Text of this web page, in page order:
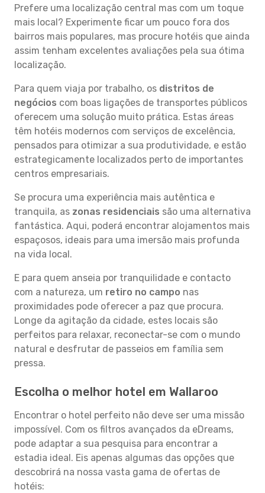
Prefere uma localização central mas com um toque
mais local? Experimente ficar um pouco fora dos
bairros mais populares, mas procure hotéis que ainda
assim tenham excelentes avaliações pela sua ótima
localização.
Para quem viaja por trabalho, os distritos de
negócios com boas ligações de transportes públicos
oferecem uma solução muito prática. Estas áreas
têm hotéis modernos com serviços de excelência,
pensados para otimizar a sua produtividade, e estão
estrategicamente localizados perto de importantes
centros empresariais.
Se procura uma experiência mais autêntica e
tranquila, as zonas residenciais são uma alternativa
fantástica. Aqui, poderá encontrar alojamentos mais
espaçosos, ideais para uma imersão mais profunda
na vida local.
E para quem anseia por tranquilidade e contacto
com a natureza, um retiro no campo nas
proximidades pode oferecer a paz que procura.
Longe da agitação da cidade, estes locais são
perfeitos para relaxar, reconectar-se com o mundo
natural e desfrutar de passeios em família sem
pressa.
Escolha o melhor hotel em Wallaroo
Encontrar o hotel perfeito não deve ser uma missão
impossível. Com os filtros avançados da eDreams,
pode adaptar a sua pesquisa para encontrar a
estadia ideal. Eis apenas algumas das opções que
descobrirá na nossa vasta gama de ofertas de
hotéis: